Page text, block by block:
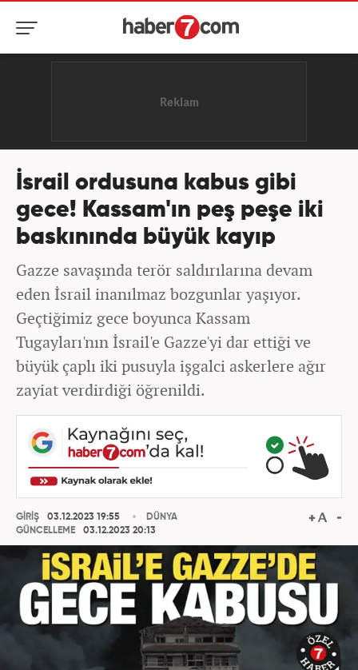
İsrail ordusuna kabus gibi
gece! Kassam'ın peş peşe iki
baskınında büyük kayıp
Gazze savaşında terör saldırılarına devam
eden İsrail inanılmaz bozgunlar yaşıyor.
Geçtiğimiz gece boyunca Kassam
Tugayları'nın İsrail'e Gazze'yi dar ettiği ve
büyük çaplı iki pusuyla işgalci askerlere ağır
zayiat verdirdiği öğrenildi.
GİRİŞ
03.12.2023 19:55
GÜNCELLEME
03.12.2023 20:13
DÜNYA